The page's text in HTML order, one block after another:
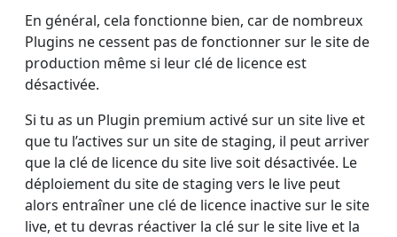
En général, cela fonctionne bien, car de nombreux
Plugins ne cessent pas de fonctionner sur le site de
production même si leur clé de licence est
désactivée.
Si tu as un Plugin premium activé sur un site live et
que tu l’actives sur un site de staging, il peut arriver
que la clé de licence du site live soit désactivée. Le
déploiement du site de staging vers le live peut
alors entraîner une clé de licence inactive sur le site
live, et tu devras réactiver la clé sur le site live et la